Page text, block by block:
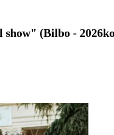
(Bilbo -